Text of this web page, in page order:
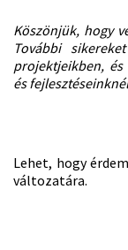
Köszönjük, hogy
További
projektjeikben,
és
Lehet, hogy
változatára.